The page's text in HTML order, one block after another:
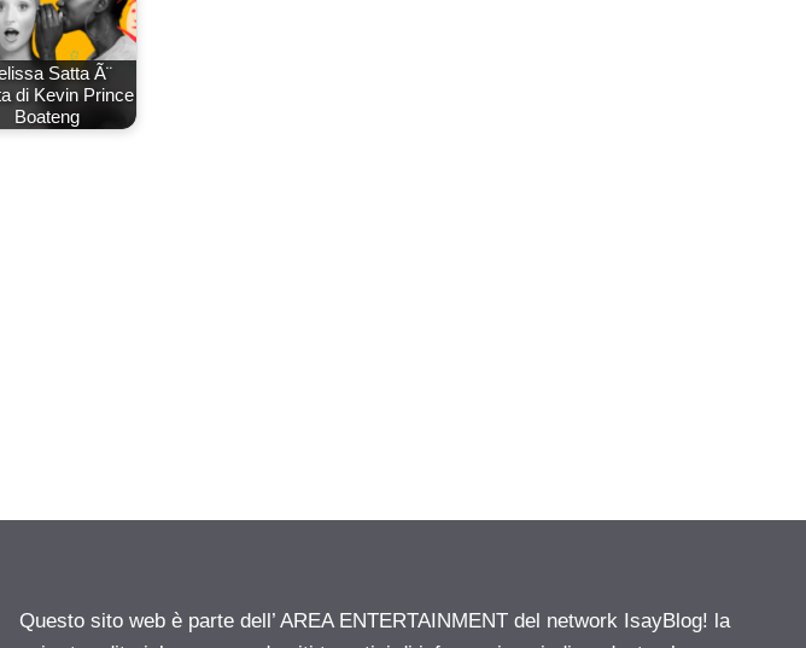
Satta Ã¨
di Kevin Prince
Boateng
Questo sito web è parte dell’ AREA ENTERTAINMENT del network IsayBlog! la